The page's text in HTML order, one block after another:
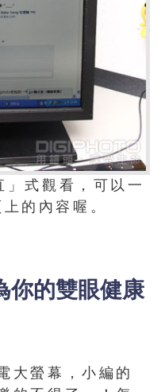
式觀看，可以一
的內容喔。
你的雙眼健康
大螢幕，小編的